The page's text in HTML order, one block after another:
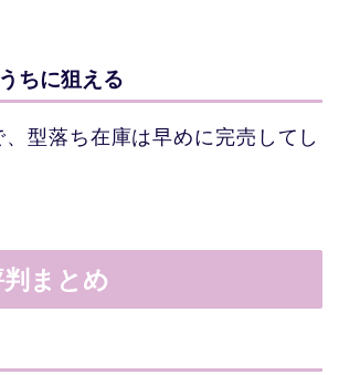
ちに狙える
、型落ち在庫は早めに完売してし
まとめ